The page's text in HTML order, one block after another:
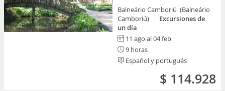
Balneário Camboriú (Balneário
Camboriú)
Excursiones de
un día
11 ago al 04 feb
9 horas
Español y portugués
$ 114.928